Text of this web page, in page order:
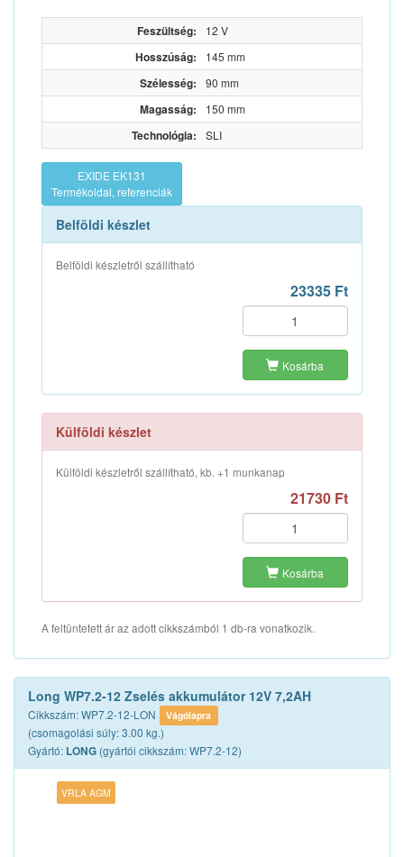
Feszültség: 12 V
Hosszúság: 145 mm
Szélesség: 90 mm
Magasság: 150 mm
Technológia: SLI
EXIDE EK131
Termékoldal, referenciák
Belföldi készlet
Belföldi készletről szállítható
23335 Ft
Kosárba
Külföldi készlet
Külföldi készletről szállítható, kb. +1 munkanap
21730 Ft
Kosárba
A feltüntetett ár az adott cikkszámból 1 db-ra vonatkozik.
Long WP7.2-12 Zselés akkumulátor 12V 7,2AH
Cikkszám: WP7.2-12-LON Vágólapra
(csomagolási súly: 3.00 kg.)
Gyártó: LONG (gyártói cikkszám: WP7.2-12)
VRLA AGM